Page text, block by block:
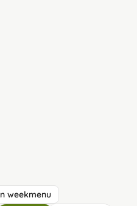
weekmenu